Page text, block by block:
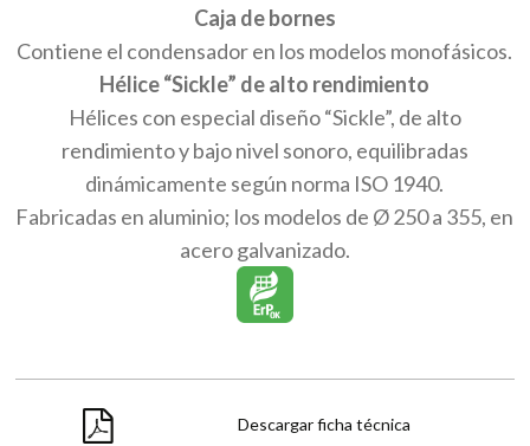
Caja de bornes
Contiene el condensador en los modelos monofásicos.
Hélice “Sickle” de alto rendimiento
Hélices con especial diseño “Sickle”, de alto
rendimiento y bajo nivel sonoro, equilibradas
dinámicamente según norma ISO 1940.
Fabricadas en aluminio; los modelos de Ø 250 a 355, en
acero galvanizado.
Descargar ficha técnica